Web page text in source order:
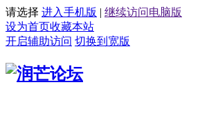
请选择 进入手机版 | 继续访问电脑版
设为首页收藏本站
开启辅助访问 切换到宽版